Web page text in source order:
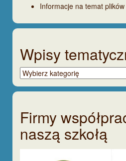
Informacje na temat plików
Wpisy
Wpisy
tematycznie
Firmy
naszą szkołą